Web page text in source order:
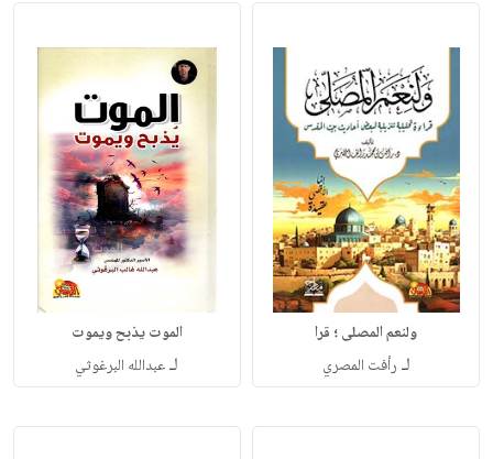
ولنعم المصلى ؛ قرا
لـ رأفت المصري
الموت يذبح ويموت
لـعبدالله البرغوثي